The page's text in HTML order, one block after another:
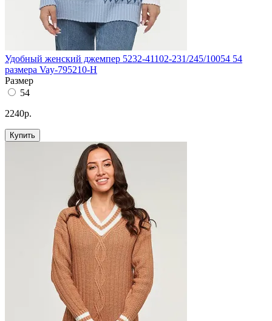
Удобный женский джемпер 5232-41102-231/245/10054 54
размера Vay-795210-Н
Размер
54
2240р.
Купить